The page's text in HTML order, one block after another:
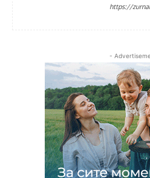
https://
-